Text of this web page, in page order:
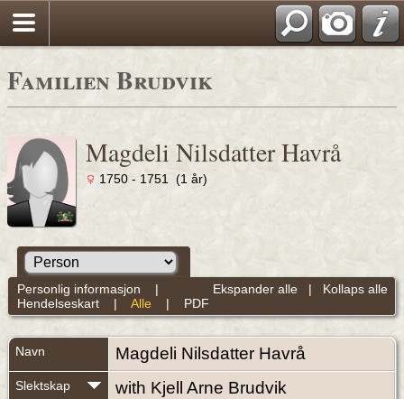
Familien Brudvik
Magdeli Nilsdatter Havrå
1750 - 1751 (1 år)
Ekspander alle | Kollaps alle
Personlig informasjon |
Hendelseskart| Alle | PDF
Navn Magdeli Nilsdatter Havrå
Slektskap with Kjell Arne Brudvik